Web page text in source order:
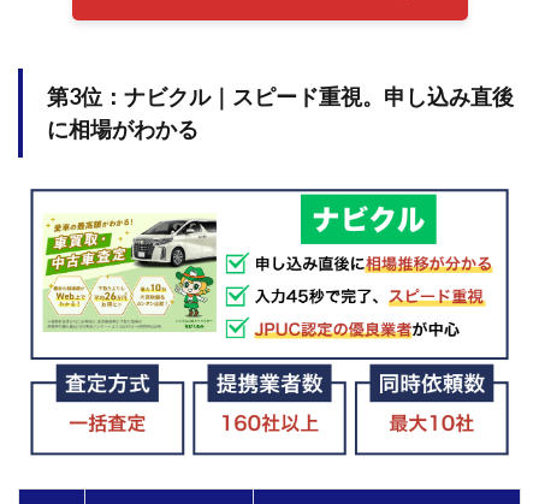
のは
7.2
車買
視し
たら
どう
なり
ます
か？
7.3
車の
査定
ても
第3位：ナビクル｜ スピード重視。申し込み直後
に相場がわかる